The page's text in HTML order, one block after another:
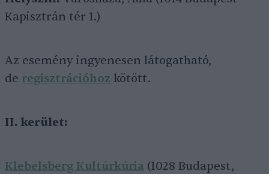
Kapisztrán tér 1.)
Az esemény ingyenesen látogatható,
de regisztrációhoz kötött.
II. kerület:
Klebelsberg Kultúrkúria (1028 Budapest,